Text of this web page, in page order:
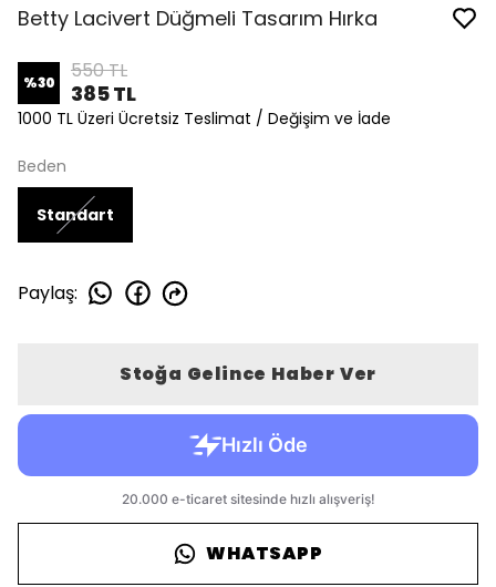
Betty Lacivert Düğmeli Tasarım Hırka
%30 550 TL
385 TL
1000 TL Üzeri Ücretsiz Teslimat / Değişim ve İade
Beden
Standart
Paylaş:
Stoğa Gelince Haber Ver
WHATSAPP